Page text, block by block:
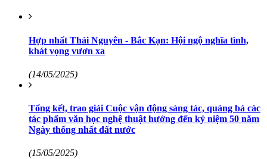
Hợp nhất Thái Nguyên - Bắc Kạn: Hội ngộ nghĩa tình,
khát vọng vươn xa
(14/05/2025)
Tổng kết, trao giải Cuộc vận động sáng tác, quảng bá các
tác phẩm văn học nghệ thuật hướng đến kỷ niệm 50 năm
Ngày thống nhất đất nước
(15/05/2025)